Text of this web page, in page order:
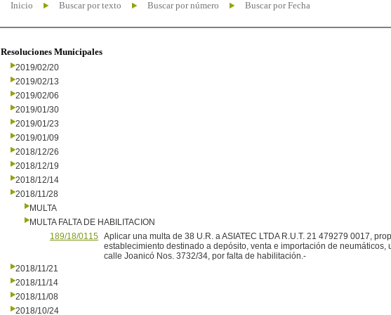
Inicio Buscar por texto Buscar por número Buscar por Fecha
Resoluciones Municipales
2019/02/20
2019/02/13
2019/02/06
2019/01/30
2019/01/23
2019/01/09
2018/12/26
2018/12/19
2018/12/14
2018/11/28
MULTA
MULTA FALTA DE HABILITACION
189/18/0115 Aplicar una multa de 38 U.R. a ASIATEC LTDA R.U.T. 21 479279 0017,
establecimiento destinado a depósito, venta e importación de neumáticos,
calle Joanicó Nos. 3732/34, por falta de habilitación.-
2018/11/21
2018/11/14
2018/11/08
2018/10/24